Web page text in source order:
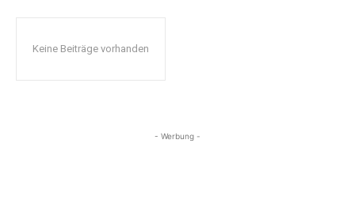
Keine Beiträge vorhanden
- Werbung -